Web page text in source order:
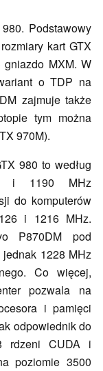
Podstawowy
kart GTX
MXM. W
o TDP na
zajmuje także
tym można
970M).
980 to według
i 1190 MHz
do komputerów
i 1216 MHz.
P870DM pod
1228 MHz
Co więcej,
pozwala na
i pamięci
odpowiednik do
rdzeni CUDA i
poziomie 3500